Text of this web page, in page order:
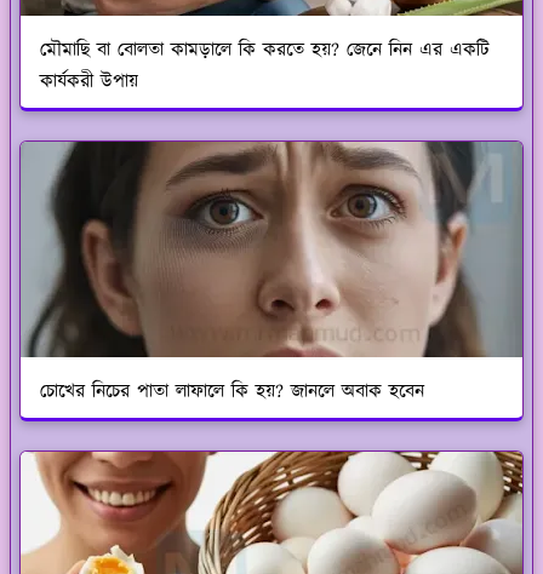
মৌমাছি বা বোলতা কামড়ালে কি করতে হয়? জেনে নিন এর একটি
কার্যকরী উপায়
চোখের নিচের পাতা লাফালে কি হয়? জানলে অবাক হবেন